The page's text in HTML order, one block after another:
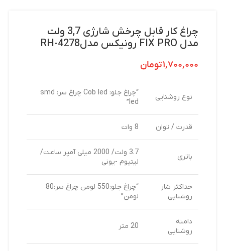
چراغ کار قابل چرخش شارژی 3,7 ولت
مدل FIX PRO رونیکس مدلRH-4278
۱,۷۰۰,۰۰۰تومان
نوع روشنایی
“چراغ جلو: Cob led چراغ سر: smd
led”
قدرت / توان 8 وات
باتری
3.7 ولت/ 2000 میلی آمپر ساعت/
لیتیوم -یونی
حداکثر شار
روشنایی
“چراغ جلو:550 لومن چراغ سر:80
لومن”
دامنه
روشنایی
20 متر